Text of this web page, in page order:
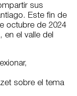
sus
Este fin de
octubre de 2024
en el valle del
sobre el tema